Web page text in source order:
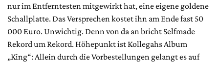
nur im Entferntesten mitgewirkt hat, eine eigene goldene
Schallplatte. Das Versprechen kostet ihn am Ende fast 50
000 Euro. Unwichtig. Denn von da an bricht Selfmade
Rekord um Rekord. Höhepunkt ist Kollegahs Album
„King“: Allein durch die Vorbestellungen gelangt es auf